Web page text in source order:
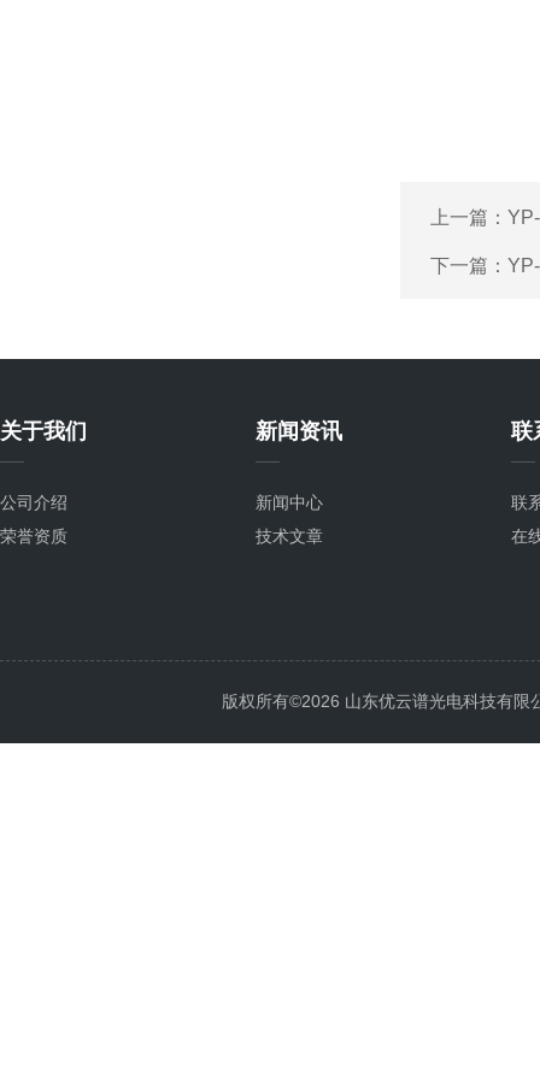
上一篇：
下一篇：
关于我们
公司介绍
荣誉资质
新闻资讯
新闻中心
技术文章
联
联
在
版权所有©2026 山东优云谱光电科技有